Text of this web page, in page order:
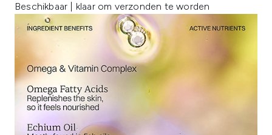
Beschikbaar | klaar om verzonden te worden